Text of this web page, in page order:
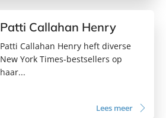
Patti Callahan Henry
Patti Callahan Henry heft diverse
New York Times-bestsellers op
haar...
Lees meer